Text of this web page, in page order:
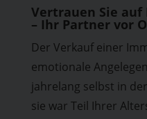
Vertrauen Sie
– Ihr Partner vor
Der Verkauf einer
emotionale
jahrelang selbst in
sie war Teil Ihrer